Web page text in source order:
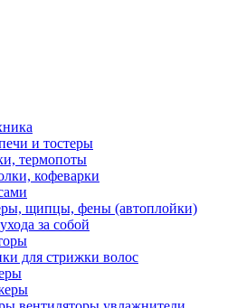
и тостеры
термопоты
кофеварки
щипцы, фены (автоплойки)
за собой
для стрижки волос